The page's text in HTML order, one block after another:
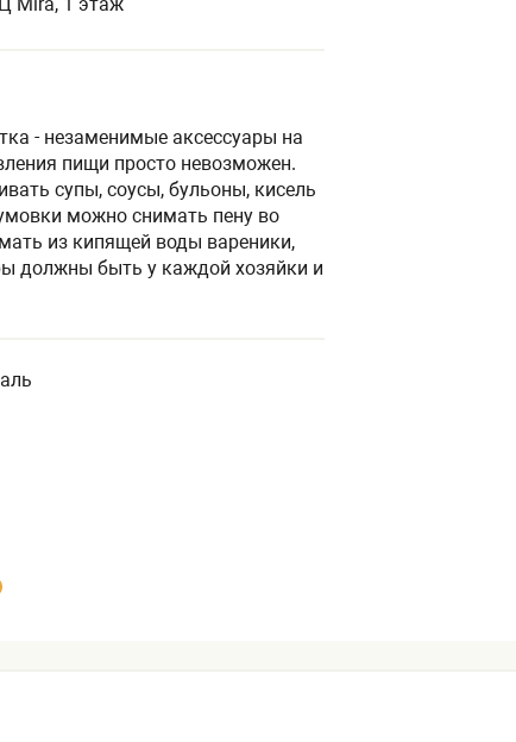
- незаменимые аксессуары на
пищи просто невозможен.
супы, соусы, бульоны, кисель
можно снимать пену во
из кипящей воды вареники,
должны быть у каждой хозяйки и